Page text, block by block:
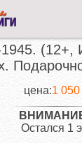
(12+,
цена:1 050
Остался 1